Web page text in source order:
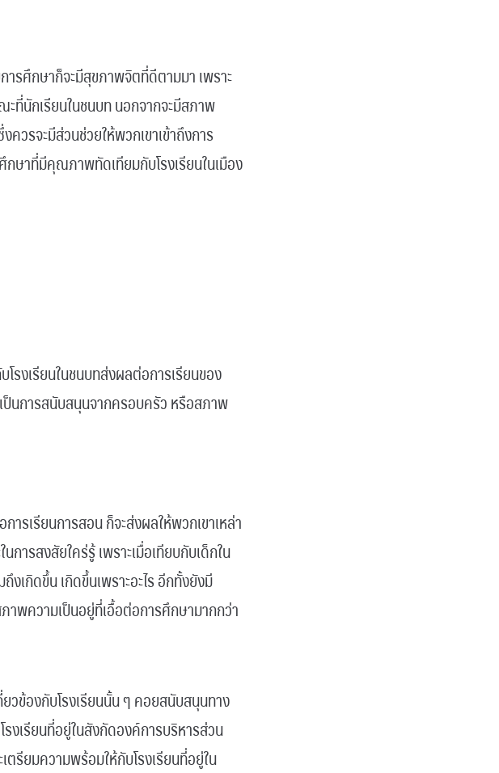
ารศึกษาก็จะมีสุขภาพจิตที่ดีตามมา เพราะ
ะที่นักเรียนในชนบท นอกจากจะมีสภาพ
ควรจะมีส่วนช่วยให้พวกเขาเข้าถึงการ
ษาที่มีคุณภาพทัดเทียมกับโรงเรียนในเมือง
รงเรียนในชนบทส่งผลต่อการเรียนของ
ป็นการสนับสนุนจากครอบครัว หรือสภาพ
ารเรียนการสอน ก็จะส่งผลให้พวกเขาเหล่า
ารสงสัยใคร่รู้ เพราะเมื่อเทียบกับเด็กใน
เกิดขึ้น เกิดขึ้นเพราะอะไร อีกทั้งยังมี
พความเป็นอยู่ที่เอื้อต่อการศึกษามากกว่า
วข้องกับโรงเรียนนั้น ๆ คอยสนับสนุนทาง
รงเรียนที่อยู่ในสังกัดองค์การบริหารส่วน
รียมความพร้อมให้กับโรงเรียนที่อยู่ใน